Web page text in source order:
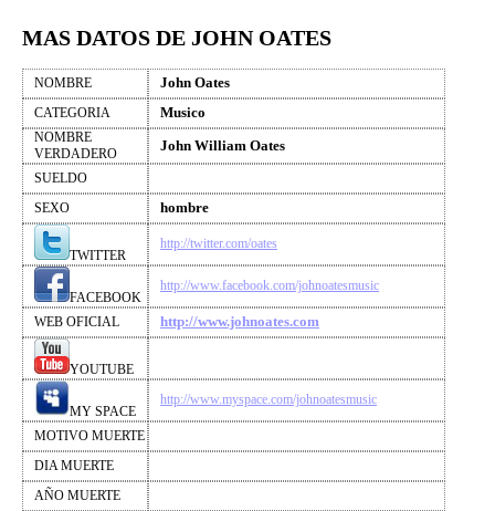
MAS DATOS DE JOHN OATES
NOMBRE John Oates
CATEGORIA Musico
NOMBRE
VERDADERO
John William Oates
SUELDO
SEXO
hombre
TWITTER
http://twitter.com/oates
FACEBOOK
http://www.facebook.com/johnoatesmusic
WEB OFICIAL http://www.johnoates.com
YOUTUBE
MY SPACE
http://www.myspace.com/johnoatesmusic
MOTIVO MUERTE
DIA MUERTE
AÑO MUERTE